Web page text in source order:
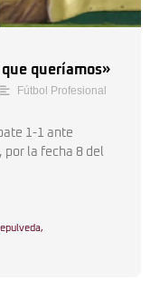
queríamos»
Fútbol Profesional
1-1 ante
por la fecha 8 del
,